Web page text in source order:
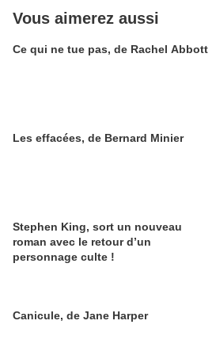
Vous aimerez aussi
Ce qui ne tue pas, de Rachel Abbott
Les effacées, de Bernard Minier
Stephen King, sort un nouveau
roman avec le retour d’un
personnage culte !
Canicule, de Jane Harper